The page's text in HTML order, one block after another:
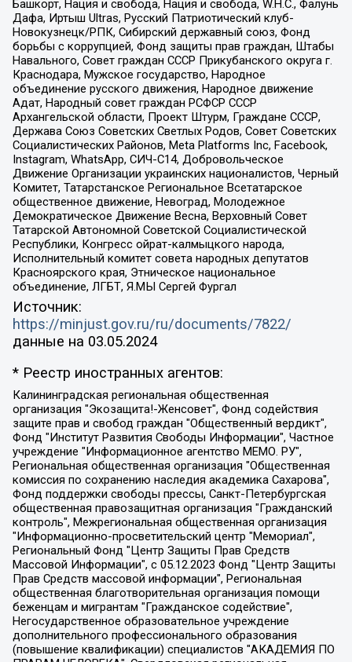
Башкорт, Нация и свобода, Нация и свобода, W.H.С., Фалунь
Дафа, Иртыш Ultras, Русский Патриотический клуб-
Новокузнецк/РПК, Сибирский державный союз, Фонд
борьбы с коррупцией, Фонд защиты прав граждан, Штабы
Навального, Совет граждан СССР Прикубанского округа г.
Краснодара, Мужское государство, Народное
объединение русского движения, Народное движение
Адат, Народный совет граждан РСФСР СССР
Архангельской области, Проект Штурм, Граждане СССР,
Держава Союз Советских Светлых Родов, Совет Советских
Социалистических Районов, Meta Platforms Inc, Facebook,
Instagram, WhatsApp, СИЧ-С14, Добровольческое
Движение Организации украинских националистов, Черный
Комитет, Татарстанское Региональное Всетатарское
общественное движение, Невоград, Молодежное
Демократическое Движение Весна, Верховный Совет
Татарской Автономной Советской Социалистической
Республики, Конгресс ойрат-калмыцкого народа,
Исполнительный комитет совета народных депутатов
Красноярского края, Этническое национальное
объединение, ЛГБТ, Я.МЫ Сергей Фургал
Источник:
https://minjust.gov.ru/ru/documents/7822/
данные на 03.05.2024
* Реестр иностранных агентов:
Калининградская региональная общественная организация "Экозащита!-Женсовет", Фонд содействия защите прав и свобод граждан "Общественный вердикт", Фонд "Институт Развития Свободы Информации", Частное учреждение "Информационное агентство МЕМО. РУ", Региональная общественная организация "Общественная комиссия по сохранению наследия академика Сахарова", Фонд поддержки свободы прессы, Санкт-Петербургская общественная правозащитная организация "Гражданский контроль", Межрегиональная общественная организация "Информационно-просветительский центр "Мемориал", Региональный Фонд "Центр Защиты Прав Средств Массовой Информации", с 05.12.2023 Фонд "Центр Защиты Прав Средств массовой информации", Региональная общественная благотворительная организация помощи беженцам и мигрантам "Гражданское содействие", Негосударственное образовательное учреждение дополнительного профессионального образования (повышение квалификации) специалистов "АКАДЕМИЯ ПО ПРАВАМ ЧЕЛОВЕКА", Свердловская региональная общественная организация "Сутяжник", Автономная некоммерческая организация "Центр независимых социологических исследований", Союз общественных объединений "Российский исследовательский центр по правам человека", Региональное общественное учреждение научно-информационный центр "МЕМОРИАЛ", Некоммерческая организация "Фонд защиты гласности", Автономная некоммерческая организация "Институт прав человека", Городская общественная организация "Екатеринбургское общество "МЕМОРИАЛ", Городская общественная организация "Рязанское историко-просветительское и правозащитное общество "Мемориал" (Рязанский Мемориал), Челябинский региональный орган общественной самодеятельности – женское общественное объединение "Женщины Евразии", Челябинский региональный орган общественной самодеятельности "Уральская правозащитная группа", Фонд содействия защите здоровья и социальной справедливости имени Андрея Рылькова, Автономная Некоммерческая Организация "Аналитический Центр Юрия Левады", Автономная некоммерческая организация социальной поддержки населения "Проект Апрель", Региональная общественная организация помощи женщинам и детям, находящимся в кризисной ситуации "Информационно-методический центр "Анна", Фонд содействия развитию массовых коммуникаций и правовому просвещению "Так-так-Так", Фонд содействия устойчивому развитию "Серебряная тайга", Свердловский региональный общественный фонд социальных проектов "Новое время", "Idel.Реалии", Кавказ.Реалии, Крым.Реалии, Телеканал Настоящее Время, Татаро-башкирская служба Радио Свобода (Azatliq Radiosi), Радио Свободная Европа/Радио Свобода (PCE/PC), "Сибирь.Реалии", "Фактограф", Благотворительный фонд помощи осужденным и их семьям, Автономная некоммерческая организация "Институт глобализации и социальных движений", Фонд "В защиту прав заключенных", Частное учреждение "Центр поддержки и содействия развитию средств массовой информации", Пензенский региональный общественный благотворительный фонд "Гражданский союз", "Север.Реалии", Некоммерческая организация Фонд "Правовая инициатива", Общество с ограниченной ответственностью "Радио Свободная Европа/Радио Свобода", Чешское информационное агентство "MEDIUM-ORIENT", Красноярская региональная общественная организация "Мы против СПИДа", Камалягин Денис Николаевич, Маркелов Сергей Евгеньевич, Пономарев Лев Александрович, Савицкая Людмила Алексеевна, Автономная некоммерческая организация "Центр по работе с проблемой насилия "НАСИЛИЮ.НЕТ", Межрегиональный профессиональный союз работников здравоохранения "Альянс врачей", Юридическое лицо, зарегистрированное в Латвийской Республике, SIA "Medusa Project" (регистрационный номер 40103797863, дата регистрации 10.06.2014), Некоммерческая организация "Фонд по борьбе с коррупцией", Автономная некоммерческая организация "Институт права и публичной политики", Баданин Роман Сергеевич, Гликин Максим Александрович, Железнова Мария Михайловна, Лукьянова Юлия Сергеевна, Маетная Елизавета Витальевна, Маняхин Петр Борисович, Чуракова Ольга Владимировна, Ярош Юлия Петровна, Юридическое лицо "The Insider SIA", зарегистрированное в Риге, Латвийская Республика (дата регистрации 26.06.2015), являющееся администратором доменного имени интернет-издания "The Insider SIA", https://theins.ru, Постернак Алексей Евгеньевич, Рубин Михаил Аркадьевич, Анин Роман Александрович, Юридическое лицо Istories fonds, зарегистрированное в Латвийской Республике (регистрационный номер 50008295751, дата регистрации 24.02.2020), Великовский Дмитрий Александрович, Долинина Ирина Николаевна, Мароховская Алеся Алексеевна, Шлейнов Роман Юрьевич, Шмагун Олеся Валентиновна, Общество с ограниченной ответственностью "Альтаир 2021", Общество с ограниченной ответственностью "Вега 2021", Общество с ограниченной ответственностью "Главный редактор 2021", Общество с ограниченной ответственностью "Ромашки монолит", Важенков Артем Валерьевич, Ивановская областная общественная организация "Центр гендерных исследований", Гурман Юрий Альбертович, Медиапроект "ОВД-Инфо", Егоров Владимир Владимирович, Жилинский Владимир Александрович, Общество с ограниченной ответственностью "ЗП", Иванова София Юрьевна, Карезина Инна Павловна, Кильтау Екатерина Викторовна, Петров Алексей Викторович, Пискунов Сергей Евгеньевич, Смирнов Сергей Сергеевич, Тихонов Михаил Сергеевич, Общество с ограниченной ответственностью "ЖУРНАЛИСТ-ИНОСТРАННЫЙ АГЕНТ", Арапова Галина Юрьевна, Вольтская Татьяна Анатольевна, Американская компания "Mason G.E.S. Anonymous Foundation" (США), являющаяся владельцем интернет-издания https://mnews.world/, Компания "Stichting Bellingcat", зарегистрированная в Нидерландах (дата регистрации 11.07.2018), Захаров Андрей Вячеславович, Клепиковская Екатерина Дмитриевна, Общество с ограниченной ответственностью "МЕМО", Перл Роман Александрович, Симонов Евгений Алексеевич, Соловьева Елена Анатольевна, Сотников Даниил Владимирович, Сурначева Елизавета Дмитриевна, Автономная некоммерческая организация по защите прав человека и информированию населения "Якутия – Наше Мнение", Общество с ограниченной ответственностью "Москоу диджитал медиа", с 26.01.2023 Общество с ограниченной ответственностью "Чайка Белые сады", Ветошкина Валерия Валерьевна, Заговора Максим Александрович, Межрегиональное общественное движение "Российская ЛГБТ - сеть", Оленичев Максим Владимирович, Павлов Иван Юрьевич, Скворцова Елена Сергеевна, Общество с ограниченной ответственностью "Как бы инагент", Кочетков Игорь Викторович, Общество с ограниченной ответственностью "Честные выборы", Еланчик Олег Александрович, Общество с ограниченной ответственностью "Нобелевский призыв", Гималова Регина Эмилевна, Григорьев Андрей Валерьевич, Григорьева Алина Александровна, Ассоциация по содействию защите прав призывников, альтернативнослужащих и военнослужащих "Правозащитная группа "Гражданин.Армия.Право", Хисамова Регина Фаритовна, Автономная некоммерческая организация по реализации социально-правовых программ "Лилит", Дальневосточное общественное движение "Маяк", Санкт-Петербургская ЛГБТ-инициативная группа "Выход", Инициативная группа ЛГБТ+ "Реверс", Алексеев Андрей Викторович, Бекбулатова Таисия Львовна, Беляев Иван Михайлович, Владыкина Елена Сергеевна, Гельман Марат Александрович, Никульшина Вероника Юрьевна, Толоконникова Надежда Андреевна, Шендерович Виктор Анатольевич, Общество с ограниченной ответственностью "Данное сообщение", Общество с ограниченной ответственностью Издательский дом "Новая глава", Айнбиндер Александра Александровна, Московский комьюнити-центр для ЛГБТ+инициатив, Благотворительный фонд развития филантропии, Deutsche Welle (Германия, Kurt-Schumacher-Strasse 3, 53113 Bonn), Борзунова Мария Михайловна, Воробьев Виктор Викторович, Голубева Анна Львовна, Константинова Алла Михайловна, Малкова Ирина Владимировна, Мурадов Мурад Абдулгалимович, Осетинская Елизавета Николаевна, Понасенков Евгений Николаевич, Ганапольский Матвей Юрьевич, Киселев Евгений Алексеевич, Борухович Ирина Григорьевна, Дремин Иван Тимофеевич, Дубровский Дмитрий Викторович, Красноярская региональная общественная организация поддержки и развития альтернативных образовательных технологий и межкультурных коммуникаций "ИНТЕРРА", Маяковская Екатерина Алексеевна, Фейгин Марк Захарович, Филимонов Андрей Викторович, Дзугкоева Регина Николаевна, Доброхотов Роман Александрович, Дудь Юрий Александрович, Елкин Сергей Владимирович, Кругликов Кирилл Игоревич, Сабунаева Мария Леонидовна, Семенов Алексей Владимирович, Шаинян Карен Багратович, Шульман Екатерина Михайловна, Асафьев Артур Валерьевич, Вахштайн Виктор Семенович, Венедиктов Алексей Алексеевич, Лушникова Екатерина Евгеньевна, Волков Леонид Михайлович, Невзоров Александр Глебович, Пархоменко Сергей Борисович, Сироткин Ярослав Николаевич, Кара-Мурза Владимир Владимирович, Баранова Наталья Владимировна, Гозман Леонид Яковлевич, Кагарлицкий Борис Юльевич, Климарев Михаил Валерьевич, Милов Владимир Станиславович, Автономная некоммерческая организация Краснодарский центр современного искусства "Типография", Моргенштерн Алишер Тагирович, Соболь Любовь Эдуардовна, Общество с ограниченной ответственностью "ЛИЗА НОРМ", Каспаров Гарри Кимович, Ходорковский Михаил Борисович, Общество с ограниченной ответственностью "Апрельские тезисы", Данилович Ирина Брониславовна, Кашин Олег Владимирович, Петров Николай Владимирович, Пивоваров Алексей Владимирович, Соколов Михаил Владимирович, Цветкова Юлия Владимировна, Чичваркин Евгений Александрович, Комитет против пыток/Команда против пыток, Общество с ограниченной ответственностью "Первый научный", Общество с ограниченной ответственностью "Вертолет и ко", Белоцерковская Вероника Борисовна, Кац Максим Евгеньевич, Лазарева Татьяна Юрьевна, Шаведдинов Руслан Табризович, Яшин Илья Валерьевич, Общество с ограниченной ответственностью "Иноагент ААВ", Алешковский Дмитрий Петрович, Альбац Евгения Марковна, Быков Дмитрий Львович, Галямина Юлия Евгеньевна, Лойко Сергей Леонидович, Мартынов Кирилл Константинович, Медведев Сергей Александрович, Крашенинников Федор Геннадиевич, Гордеева Катерина Вл